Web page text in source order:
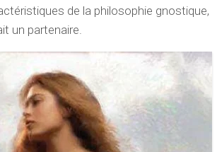
de la philosophie gnostique,
un partenaire.